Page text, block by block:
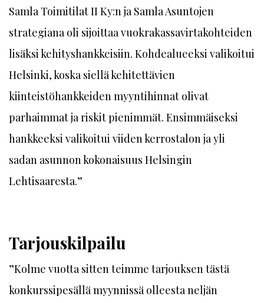
Samla Toimitilat II Ky:n ja Samla Asuntojen
strategiana oli sijoittaa vuokrakassavirtakohteiden
lisäksi kehityshankkeisiin. Kohdealueeksi valikoitui
Helsinki, koska siellä kehitettävien
kiinteistöhankkeiden myyntihinnat olivat
parhaimmat ja riskit pienimmät. Ensimmäiseksi
hankkeeksi valikoitui viiden kerrostalon ja yli
sadan asunnon kokonaisuus Helsingin
Lehtisaaresta.”
Tarjouskilpailu
”Kolme vuotta sitten teimme tarjouksen tästä
konkurssipesällä myynnissä olleesta neljän